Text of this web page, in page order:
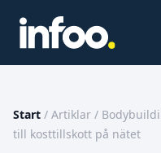
Start / Artiklar /
till kosttillskott på nätet